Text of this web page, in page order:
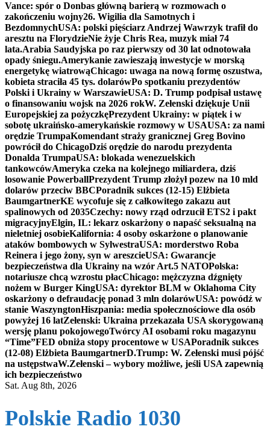
Vance: spór o Donbas główną barierą w rozmowach o
zakończeniu wojny26. Wigilia dla Samotnych i
BezdomnychUSA: polski pięściarz Andrzej Wawrzyk trafił do
aresztu na FlorydzieNie żyje Chris Rea, muzyk miał 74
lata.Arabia Saudyjska po raz pierwszy od 30 lat odnotowała
opady śniegu.Amerykanie zawieszają inwestycje w morską
energetykę wiatrowąChicago: uwaga na nową formę oszustwa,
kobieta straciła 45 tys. dolarówPo spotkaniu prezydentów
Polski i Ukrainy w WarszawieUSA: D. Trump podpisał ustawę
o finansowaniu wojsk na 2026 rokW. Zełenski dziękuje Unii
Europejskiej za pożyczkęPrezydent Ukrainy: w piątek i w
sobotę ukraińsko-amerykańskie rozmowy w USAUSA: za nami
orędzie TrumpaKomendant straży granicznej Greg Bovino
powrócił do ChicagoDziś orędzie do narodu prezydenta
Donalda TrumpaUSA: blokada wenezuelskich
tankowcówAmeryka czeka na kolejnego miliardera, dziś
losowanie PowerballPrezydent Trump złożył pozew na 10 mld
dolarów przeciw BBCPoradnik sukces (12-15) Elżbieta
BaumgartnerKE wycofuje się z całkowitego zakazu aut
spalinowych od 2035Czechy: nowy rząd odrzucił ETS2 i pakt
migracyjnyElgin, IL: lekarz oskarżony o napaść seksualną na
nieletniej osobieKalifornia: 4 osoby oskarżone o planowanie
ataków bombowych w SylwestraUSA: morderstwo Roba
Reinera i jego żony, syn w areszcieUSA: Gwarancje
bezpieczeństwa dla Ukrainy na wzór Art.5 NATOPolska:
notariusze chcą wzrostu płacChicago: mężczyzna dźgnięty
nożem w Burger KingUSA: dyrektor BLM w Oklahoma City
oskarżony o defraudację ponad 3 mln dolarówUSA: powódź w
stanie WaszyngtonHiszpania: media społecznościowe dla osób
powyżej 16 latZełenski: Ukraina przekazała USA skorygowaną
wersję planu pokojowegoTwórcy AI osobami roku magazynu
“Time”FED obniża stopy procentowe w USAPoradnik sukces
(12-08) Elżbieta BaumgartnerD.Trump: W. Zełenski musi pójść
na ustępstwaW.Zełenski – wybory możliwe, jeśli USA zapewnią
ich bezpieczeństwo
Sat. Aug 8th, 2026
Polskie Radio 1030